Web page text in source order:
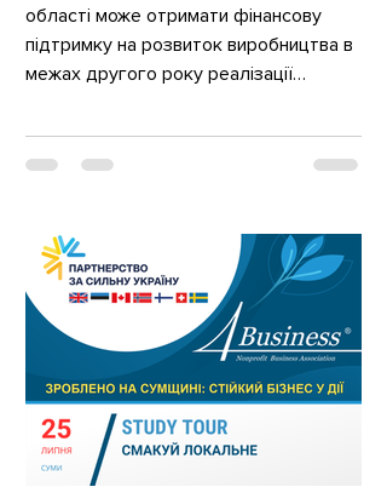
області може отримати фінансову
підтримку на розвиток виробництва в
межах другого року реалізації
для існування та можливостей для
оптимізованих ринків»). Розмір
масштабу підприємства. Програма
спрямована на підтримку бізнесів, які
не лише розвивають місцеву
економіку, а й створюють позитивний
соціальний вплив, зокрема
забезпечують за